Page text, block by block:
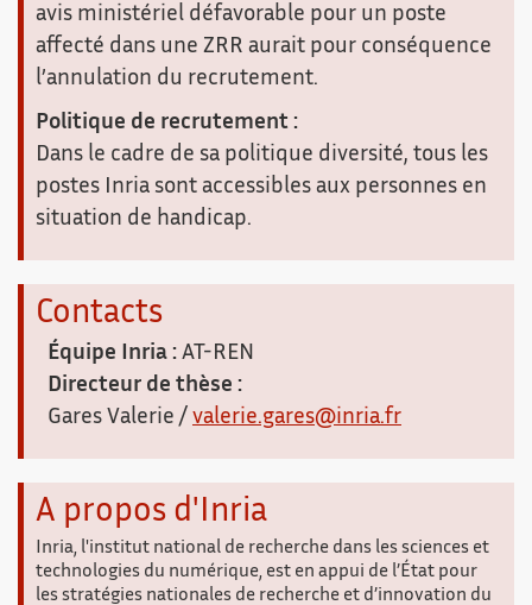
avis ministériel défavorable pour un poste
affecté dans une ZRR aurait pour conséquence
l’annulation du recrutement.
Politique de recrutement :
Dans le cadre de sa politique diversité, tous les
postes Inria sont accessibles aux personnes en
situation de handicap.
Contacts
Équipe Inria : AT-REN
Directeur de thèse :
Gares Valerie / valerie.gares@inria.fr
A propos d'Inria
Inria, l'institut national de recherche dans les sciences et
technologies du numérique, est en appui de l’État pour
les stratégies nationales de recherche et d’innovation du